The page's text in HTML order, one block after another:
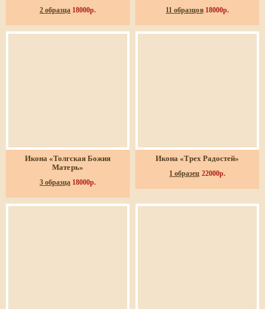
2 образца 18000р.
11 образцов 18000р.
Икона «Толгская Божия
Матерь»
3 образца 18000р.
Икона «Трех Радостей»
1 образец 22000р.